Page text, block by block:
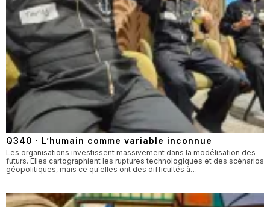
Q340 · L’humain comme variable inconnue
Les organisations investissent massivement dans la modélisation des
futurs. Elles cartographient les ruptures technologiques et des scénarios
géopolitiques, mais ce qu'elles ont des difficultés à…